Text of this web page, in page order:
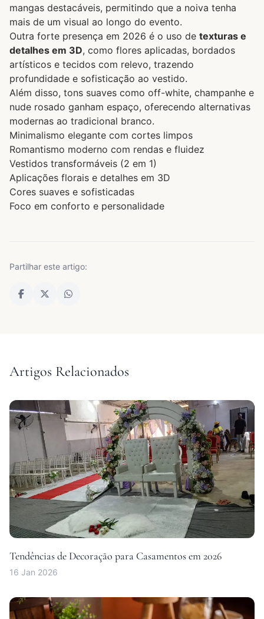
mangas destacáveis, permitindo que a noiva tenha
mais de um visual ao longo do evento.
Outra forte presença em 2026 é o uso de texturas e
detalhes em 3D, como flores aplicadas, bordados
artísticos e tecidos com relevo, trazendo
profundidade e sofisticação ao vestido.
Além disso, tons suaves como off-white, champanhe e
nude rosado ganham espaço, oferecendo alternativas
modernas ao tradicional branco.
Minimalismo elegante com cortes limpos
Romantismo moderno com rendas e fluidez
Vestidos transformáveis (2 em 1)
Aplicações florais e detalhes em 3D
Cores suaves e sofisticadas
Foco em conforto e personalidade
Partilhar este artigo:
Artigos Relacionados
Tendências de Decoração para Casamentos em 2026
16 Jan 2026